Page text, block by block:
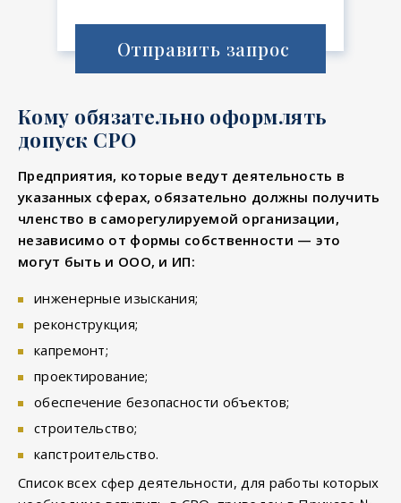
Отправить запрос
Кому обязательно оформлять
допуск СРО
Предприятия, которые ведут деятельность в
указанных сферах, обязательно должны получить
членство в саморегулируемой организации,
независимо от формы собственности — это
могут быть и ООО, и ИП:
инженерные изыскания;
реконструкция;
капремонт;
проектирование;
обеспечение безопасности объектов;
строительство;
капстроительство.
Список всех сфер деятельности, для работы которых